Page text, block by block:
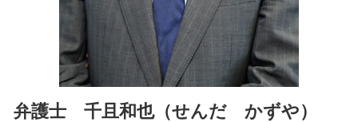
弁護士 千且和也（せんだ かずや）